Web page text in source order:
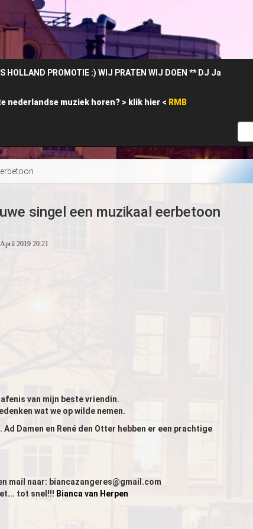
PROMOTIE :) WIJ PRATEN WIJ DOEN ** DJ Janoesj zet zijn
nederlandse muziek horen? > klik hier < RMB
singel een muzikaal eerbetoon
van mijn beste vriendin.
wat we op wilde nemen.
Damen en René den Otter hebben er een prachtige
mail naar: biancazangeres@gmail.com
tot snel!!! Bianca van Herpen
2019 20:21